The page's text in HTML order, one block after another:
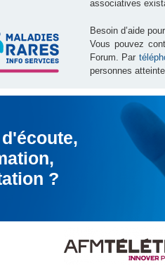
associatives
Besoin d’aide
Vous pouvez
Forum. Par
personnes
?